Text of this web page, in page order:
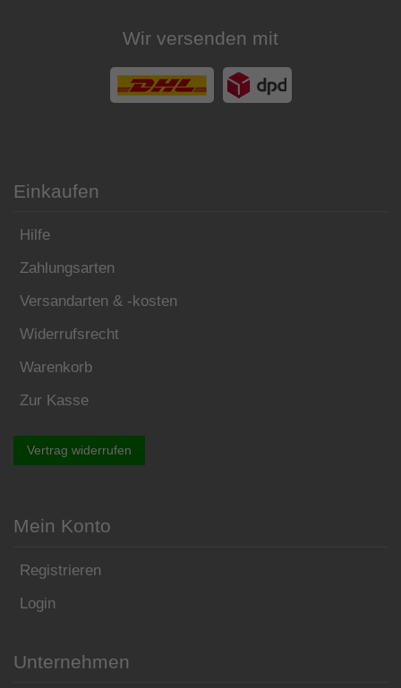
Wir versenden mit
Einkaufen
Hilfe
Zahlungsarten
Versandarten & -kosten
Widerrufsrecht
Warenkorb
Zur Kasse
Vertrag widerrufen
Mein Konto
Registrieren
Login
Unternehmen